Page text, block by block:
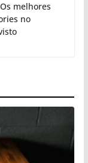
melhores
no